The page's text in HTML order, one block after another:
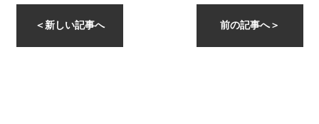
前の記事へ＞
＜ 新しい記事へ